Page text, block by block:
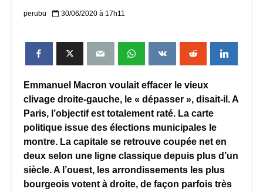
perubu 30/06/2020 à 17h11
Emmanuel Macron voulait effacer le vieux
clivage droite-gauche, le « dépasser », disait-il. A
Paris, l’objectif est totalement raté. La carte
politique issue des élections municipales le
montre. La capitale se retrouve coupée net en
deux selon une ligne classique depuis plus d’un
siècle. A l’ouest, les arrondissements les plus
bourgeois votent à droite, de façon parfois très